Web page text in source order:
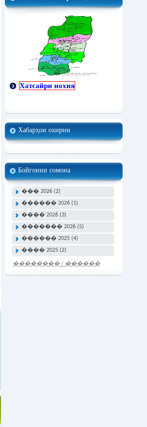
Хатсайри нохия
Хабарҳои охирин
Бойгонии сомона
��� 2026 (2)
������ 2026 (1)
���� 2026 (3)
������� 2026 (5)
������ 2025 (4)
���� 2025 (2)
�������� / ������
���� �����